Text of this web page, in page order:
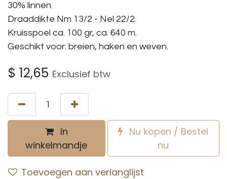
30% linnen.
Draaddikte Nm 13/2 - Nel 22/2.
Kruisspoel ca. 100 gr, ca. 640 m.
Geschikt voor: breien, haken en weven.
$ 12,65 Exclusief btw
In
winkelmandje
Nu kopen / Bestel
nu
Toevoegen aan verlanglijst